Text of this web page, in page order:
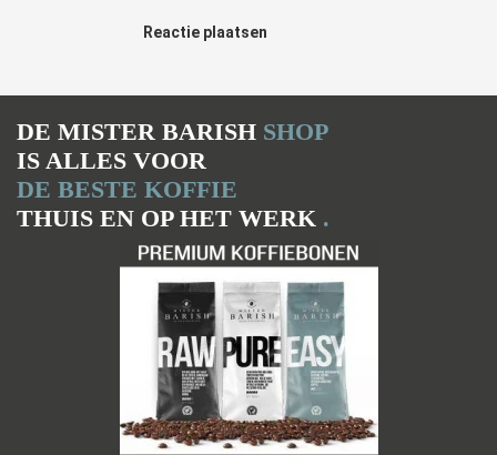
Reactie plaatsen
DE MISTER BARISH SHOP
IS ALLES VOOR
DE BESTE KOFFIE
THUIS EN OP HET WERK .